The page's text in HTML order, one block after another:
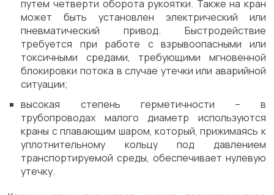
путем четверти оборота рукоятки. Также на кран
может быть установлен электрический или
пневматический привод. Быстродействие
требуется при работе с взрывоопасными или
токсичными средами, требующими мгновенной
блокировки потока в случае утечки или аварийной
ситуации;
высокая степень герметичности – в
трубопроводах малого диаметр используются
краны с плавающим шаром, который, прижимаясь к
уплотнительному кольцу под давлением
транспортируемой среды, обеспечивает нулевую
утечку.